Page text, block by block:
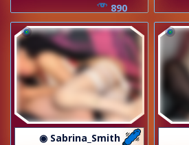
890
◉ Sabrina_Smith